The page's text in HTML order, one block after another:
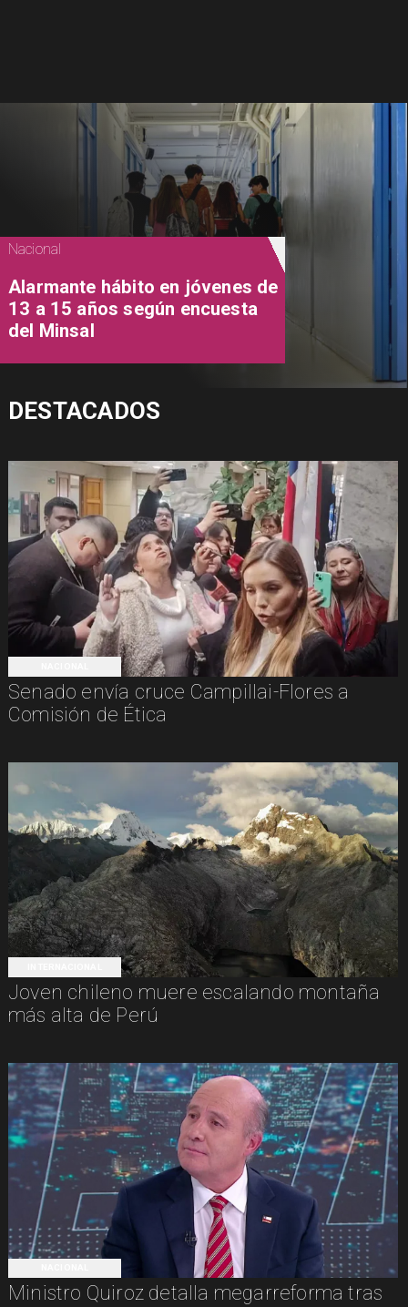
Senado envía cruce Campillai-Flores a
Comisión de Ética
Joven chileno muere escalando montaña
más alta de Perú
Ministro Quiroz detalla megarreforma tras
Nacional
Alarmante hábito en jóvenes de
13 a 15 años según encuesta
del Minsal
DESTACADOS